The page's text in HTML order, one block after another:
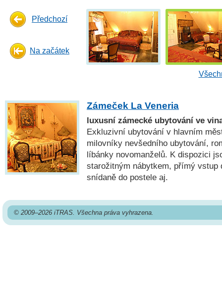
Předchozí
Na začátek
Zámeček La Veneria
luxusní zámecké ubytování ve
Exkluzivní ubytování v hlavním
milovníky nevšedního ubytování,
líbánky novomanželů. K dispozici
starožitným nábytkem, přímý vstup
snídaně do postele aj.
© 2009–2026 iTRAS. Všechna práva vyhrazena.